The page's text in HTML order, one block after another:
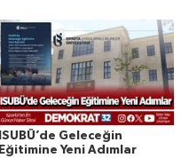
ISUBÜ’de Geleceğin
Eğitimine Yeni Adımlar